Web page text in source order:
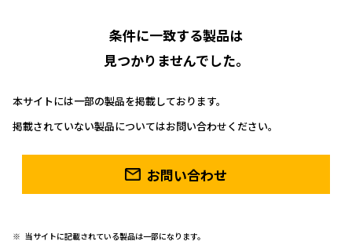
条件に一致する製品は
見つかりませんでした。
本サイトには一部の製品を掲載しております。
掲載されていない製品についてはお問い合わせください。
お問い合わせ
当サイトに記載されている製品は一部になります。